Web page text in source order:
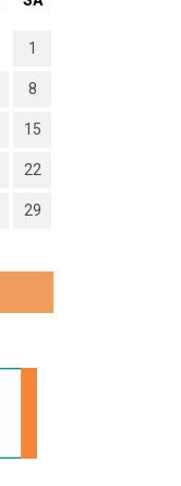
1
8
15
22
29